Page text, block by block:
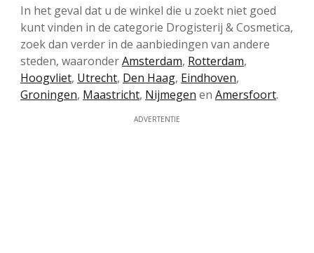
In het geval dat u de winkel die u zoekt niet goed
kunt vinden in de categorie Drogisterij & Cosmetica,
zoek dan verder in de aanbiedingen van andere
steden, waaronderAmsterdam, Rotterdam,
Hoogvliet, Utrecht, Den Haag, Eindhoven,
Groningen, Maastricht, Nijmegen en Amersfoort.
ADVERTENTIE